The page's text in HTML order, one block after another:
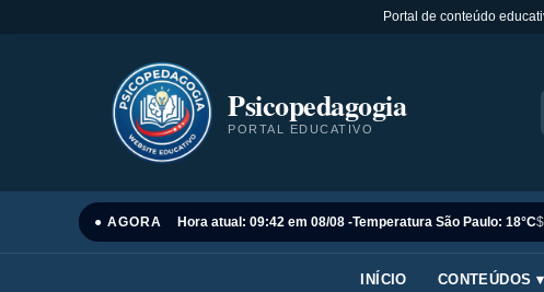
Portal de conteúdo
Psicopedagogia
PORTAL EDUCATIVO
● AGORA Hora atual: 09:42 em 08/08 -Temperatura São Paulo: 18°C$
INÍCIO CONTEÚDOS ▾